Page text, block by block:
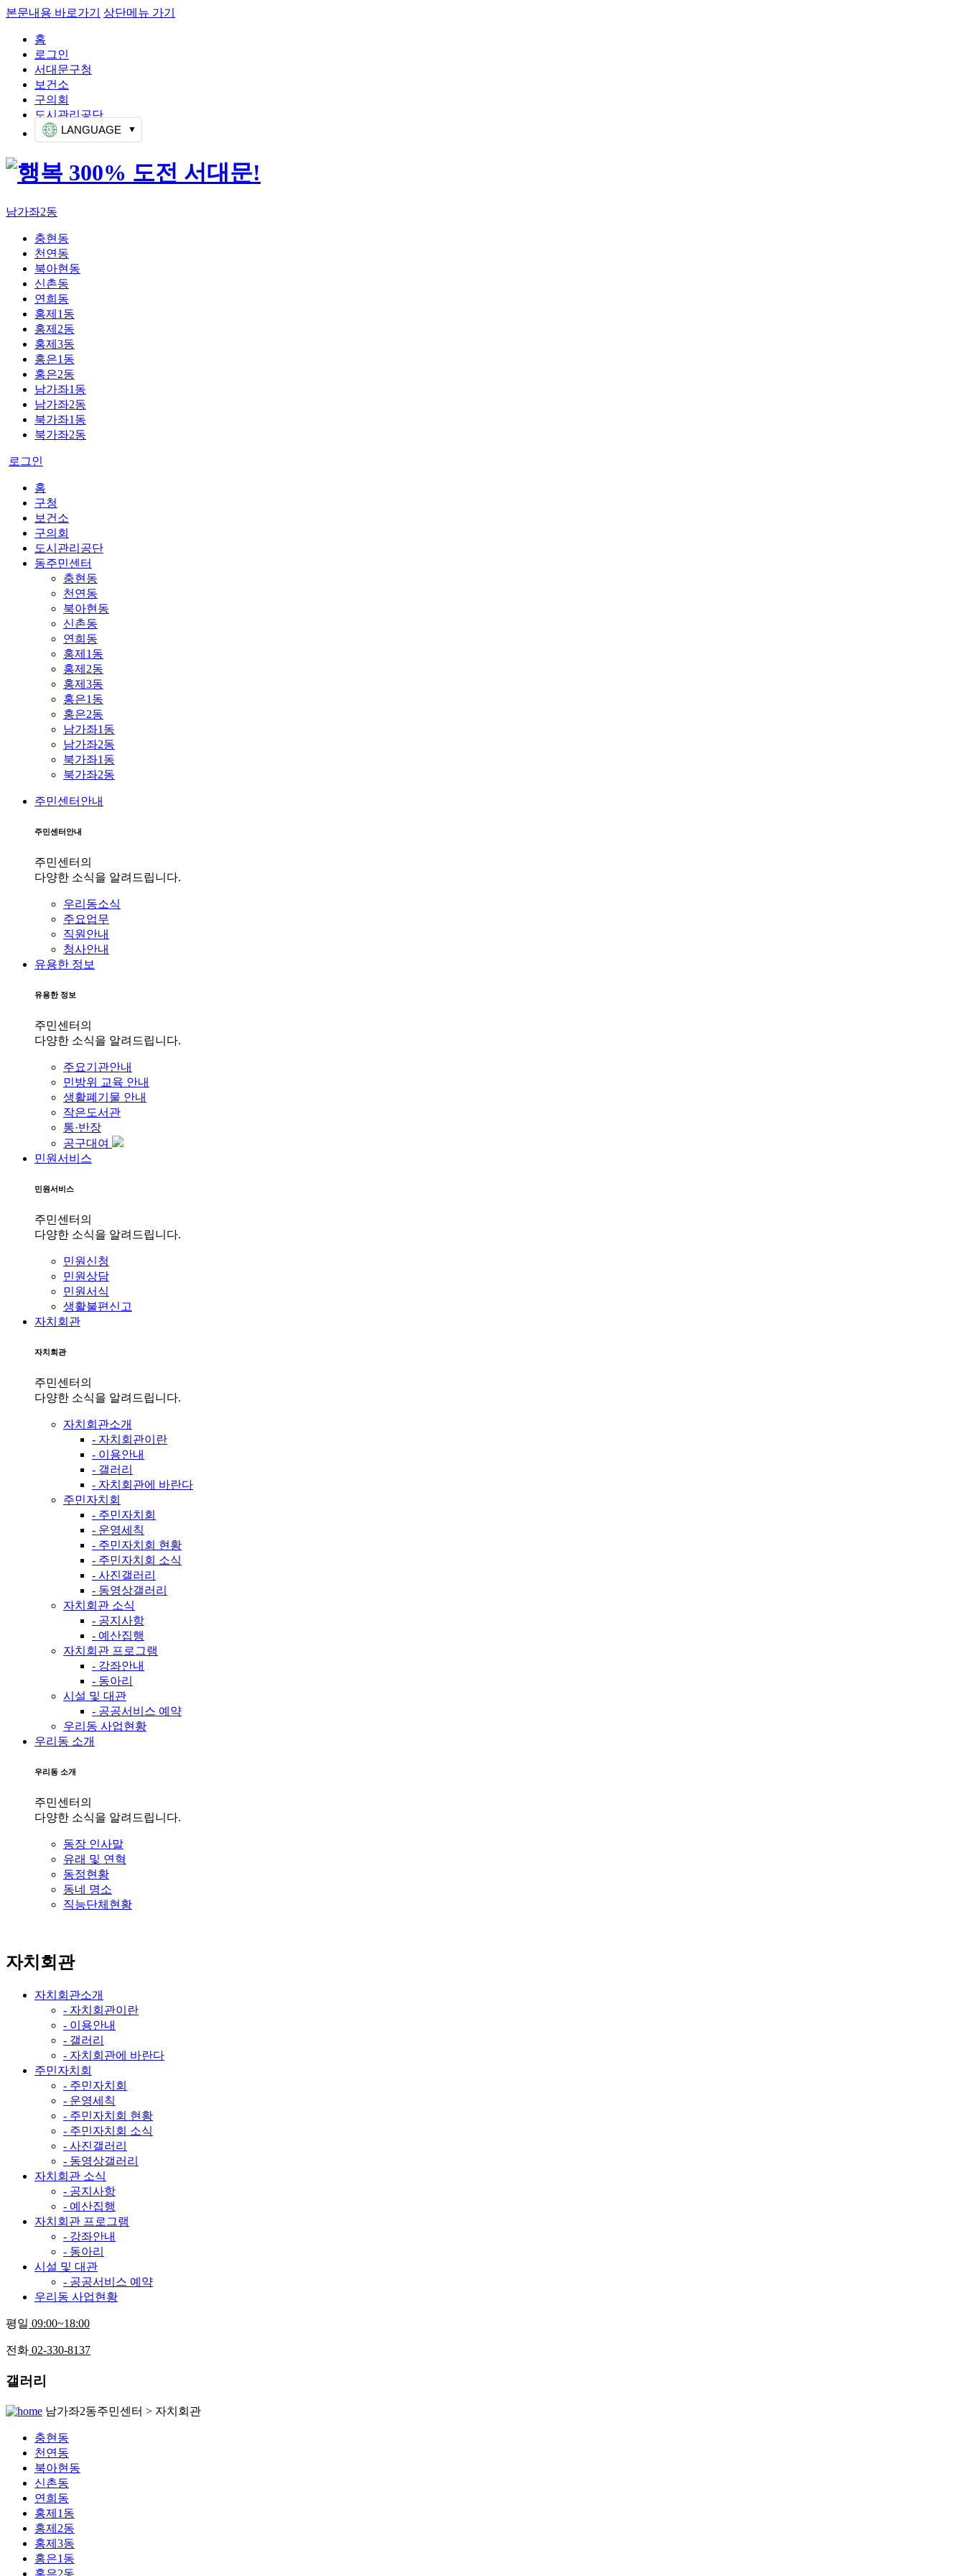
본문내용 바로가기 상단메뉴 가기
홈
로그인
서대문구청
보건소
구의회
도시관리공단
LANGUAGE
남가좌2동
충현동
천연동
북아현동
신촌동
연희동
홍제1동
홍제2동
홍제3동
홍은1동
홍은2동
남가좌1동
남가좌2동
북가좌1동
북가좌2동
로그인
홈
구청
보건소
구의회
도시관리공단
동주민센터
충현동
천연동
북아현동
신촌동
연희동
홍제1동
홍제2동
홍제3동
홍은1동
홍은2동
남가좌1동
남가좌2동
북가좌1동
북가좌2동
주민센터안내
주민센터안내
주민센터의
다양한 소식을 알려드립니다.
우리동소식
주요업무
직원안내
청사안내
유용한 정보
유용한 정보
주민센터의
다양한 소식을 알려드립니다.
주요기관안내
민방위 교육 안내
생활폐기물 안내
작은도서관
통·반장
공구대여
민원서비스
민원서비스
주민센터의
다양한 소식을 알려드립니다.
민원신청
민원상담
민원서식
생활불편신고
자치회관
자치회관
주민센터의
다양한 소식을 알려드립니다.
자치회관소개
- 자치회관이란
- 이용안내
- 갤러리
- 자치회관에 바란다
주민자치회
- 주민자치회
- 운영세칙
- 주민자치회 현황
- 주민자치회 소식
- 사진갤러리
- 동영상갤러리
자치회관 소식
- 공지사항
- 예산집행
자치회관 프로그램
- 강좌안내
- 동아리
시설 및 대관
- 공공서비스 예약
우리동 사업현황
우리동 소개
우리동 소개
주민센터의
다양한 소식을 알려드립니다.
동장 인사말
유래 및 연혁
동정현황
동네 명소
직능단체현황
자치회관
자치회관소개
- 자치회관이란
- 이용안내
- 갤러리
- 자치회관에 바란다
주민자치회
- 주민자치회
- 운영세칙
- 주민자치회 현황
- 주민자치회 소식
- 사진갤러리
- 동영상갤러리
자치회관 소식
- 공지사항
- 예산집행
자치회관 프로그램
- 강좌안내
- 동아리
시설 및 대관
- 공공서비스 예약
우리동 사업현황
평일 09:00~18:00
전화 02-330-8137
갤러리
남가좌2동주민센터 > 자치회관
충현동
천연동
북아현동
신촌동
연희동
홍제1동
홍제2동
홍제3동
홍은1동
홍은2동